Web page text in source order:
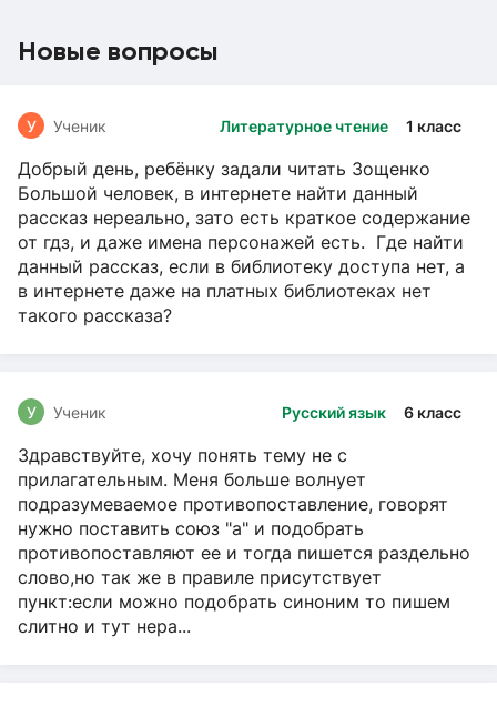
Новые вопросы
Литературное чтение 1 класс
У Ученик
Добрый день, ребёнку задали читать Зощенко
Большой человек, в интернете найти данный
рассказ нереально, зато есть краткое содержание
от гдз, и даже имена персонажей есть. Где найти
данный рассказ, если в библиотеку доступа нет, а
в интернете даже на платных библиотеках нет
такого рассказа?
Русский язык 6 класс
У Ученик
Здравствуйте, хочу понять тему не с
прилагательным. Меня больше волнует
подразумеваемое противопоставление, говорят
нужно поставить союз "а" и подобрать
противопоставляют ее и тогда пишется раздельно
слово,но так же в правиле присутствует
пункт:если можно подобрать синоним то пишем
слитно и тут нера...